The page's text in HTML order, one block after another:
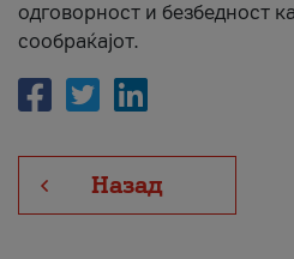
одговорност и безбедност
сообраќајот.
Назад